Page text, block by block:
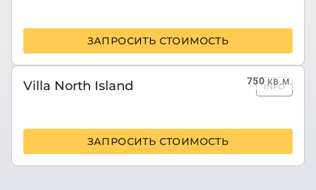
ЗАПРОСИТЬ СТОИМОСТЬ
750кв.м.
Villa North Island INFO
ЗАПРОСИТЬ СТОИМОСТЬ